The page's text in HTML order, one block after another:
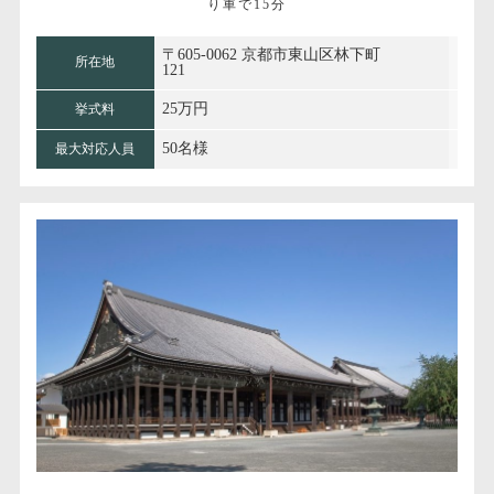
り車で15分
所在地
〒605-0062 京都市東山区林下町
121
挙式料 25万円
最大対応人員 50名様